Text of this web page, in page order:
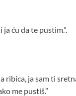
ću da te pustim.”.
ribica, ja sam ti
me pustiš.”